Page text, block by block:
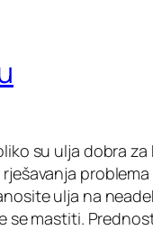
su ulja dobra
ulja na
se mastiti.